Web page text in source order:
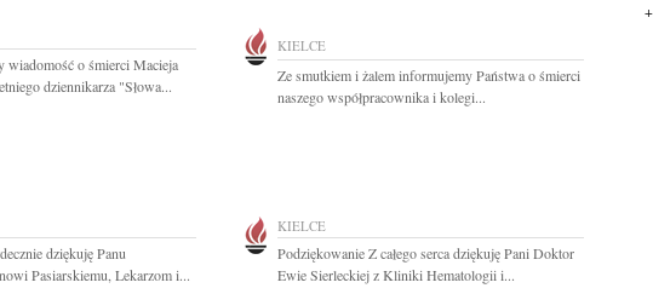
wiadomość o śmierci Macieja
dziennikarza "Słowa...
KIELCE
Ze smutkiem i żalem informujemy Państwa o śmierci
naszego współpracownika i kolegi...
dziękuję Panu
Pasiarskiemu, Lekarzom i...
KIELCE
Podziękowanie Z całego serca dziękuję Pani Doktor
Ewie Sierleckiej z Kliniki Hematologii i...